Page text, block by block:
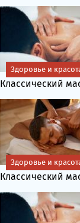
Классический
Здоровье и
Классический
Здоровье и